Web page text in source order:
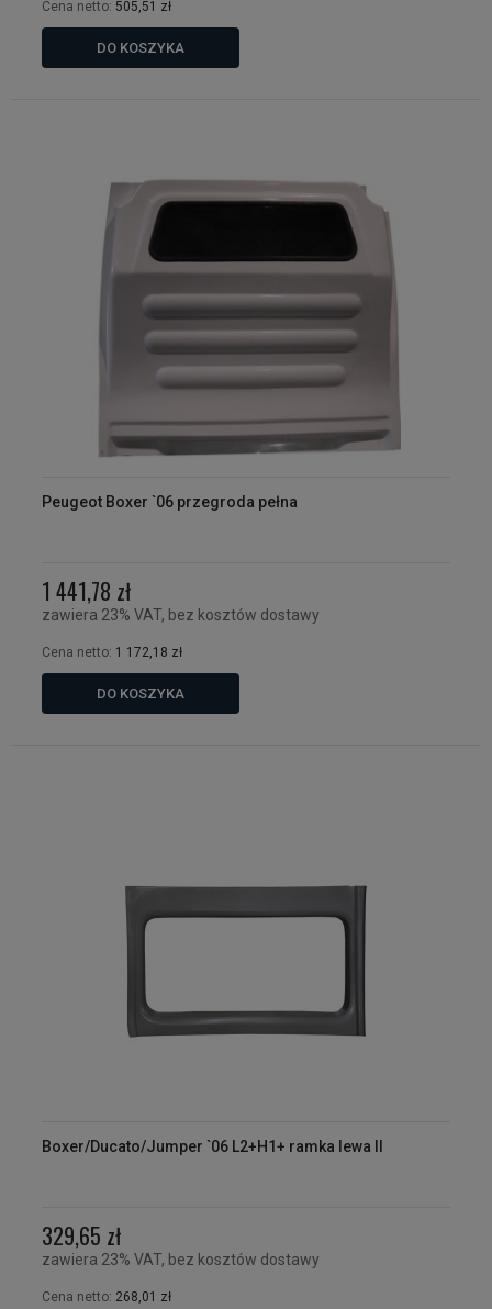
Cena netto: 505,51 zł
DO KOSZYKA
Peugeot Boxer `06 przegroda pełna
1 441,78 zł
zawiera 23% VAT, bez kosztów dostawy
Cena netto: 1 172,18 zł
DO KOSZYKA
Boxer/Ducato/Jumper `06 L2+H1+ ramka lewa II
329,65 zł
zawiera 23% VAT, bez kosztów dostawy
Cena netto: 268,01 zł